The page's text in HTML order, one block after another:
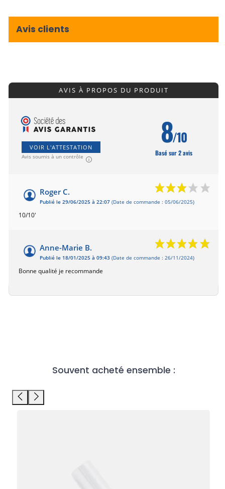
Avis clients
AVIS À PROPOS DU PRODUIT
VOIR L'ATTESTATION
Avis soumis à un contrôle
8/10
Basé sur 2 avis
Roger C.
Publié le 29/06/2025 à 22:07 (Date de commande : 05/06/2025)
10/10'
Anne-Marie B.
Publié le 18/01/2025 à 09:43 (Date de commande : 26/11/2024)
Bonne qualité je recommande
Souvent acheté ensemble :